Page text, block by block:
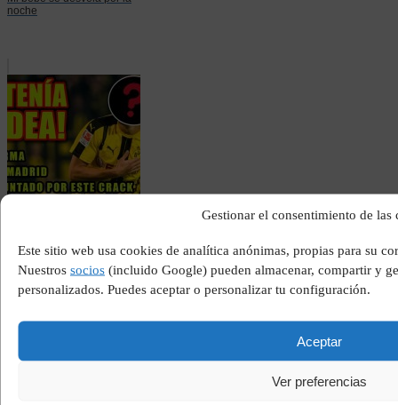
Gestionar el consentimiento de las
Este sitio web usa cookies de analítica anónimas, propias para su
Nuestros socios (incluido Google) pueden almacenar, compartir y
personalizados. Puedes aceptar o personalizar tu configuración.
Aceptar
Ver preferencias
noche